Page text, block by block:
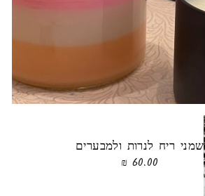
שמני ריח לנרות ולמבערים
60.00 ₪